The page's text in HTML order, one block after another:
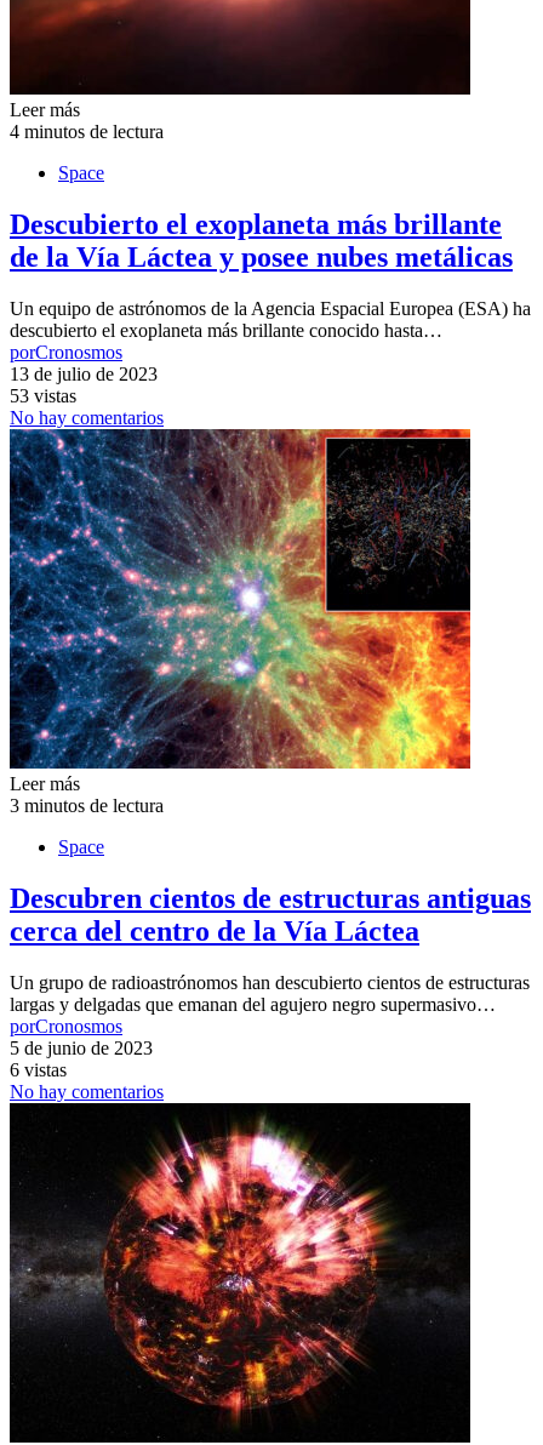
Leer más
4 minutos de lectura
Space
Descubierto el exoplaneta más brillante
de la Vía Láctea y posee nubes metálicas
Un equipo de astrónomos de la Agencia Espacial Europea (ESA) ha
descubierto el exoplaneta más brillante conocido hasta…
porCronosmos
13 de julio de 2023
53 vistas
No hay comentarios
Leer más
3 minutos de lectura
Space
Descubren cientos de estructuras antiguas
cerca del centro de la Vía Láctea
Un grupo de radioastrónomos han descubierto cientos de estructuras
largas y delgadas que emanan del agujero negro supermasivo…
porCronosmos
5 de junio de 2023
6 vistas
No hay comentarios